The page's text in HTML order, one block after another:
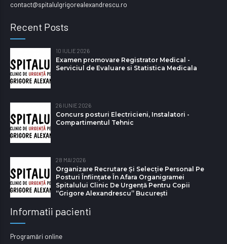
contact@spitalulgrigorealexandrescu.ro
Recent Posts
10 IULIE 2026
Examen promovare Registrator Medical -
Serviciul de Evaluare si Statistica Medicala
26 IUNIE 2026
Concurs posturi Electricieni, Instalatori -
Compartimentul Tehnic
28 MAI 2026
Organizare Recrutare Și Selecție Personal Pe
Posturi Înființate În Afara Organigramei
Spitalului Clinic De Urgență Pentru Copii
“Grigore Alexandrescu” Bucureşti
Informatii pacienti
Programări online